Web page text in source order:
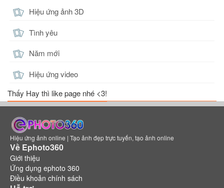
Hiệu ứng ảnh 3D
Tình yêu
Năm mới
Hiệu ứng video
Thấy Hay thì like page nhé <3!
Hiệu ứng ảnh online | Tạo ảnh đẹp trực tuyến, tạo ảnh online
Về Ephoto360
Giới thiệu
Ứng dụng ephoto 360
Điều khoản chính sách